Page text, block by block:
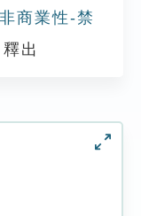
商業性-禁
釋出